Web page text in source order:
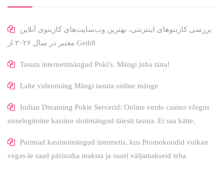
بررسی کازینوهای اینترنتی، بهترین وب‌سایت‌های کازینوی آنلاین
معتبر در سال ۲۰۲۶ از Getb8
Tasuta internetimängud Poki's. Mängi juba täna!
Lahe videomäng Mängi tasuta online mänge
Indian Dreaming Pokie Serverid: Online verde casino võrgus
sisselogimine kasiino slotimängud täiesti tasuta. Ei saa kätte.
Parimad kasiinomängud internetis, kus Promokoodid vulkan
vegas-le saad pärisraha maksta ja suuri väljamakseid teha